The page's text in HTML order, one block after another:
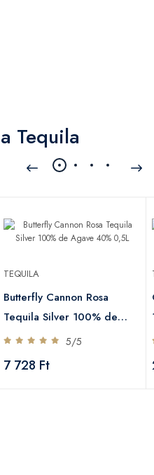
Tequila
TEQUILA
Butterfly Cannon Rosa
Tequila Silver 100% de
Agave 40% 0,5L
5/5
7 728 Ft